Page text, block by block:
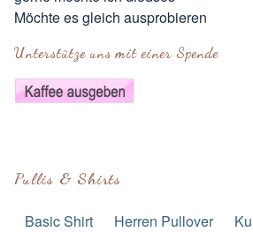
Möchte es gleich ausprobieren
Unterstütze uns mit einer Spende
Pullis & Shirts
Basic Shirt Herren Pullover